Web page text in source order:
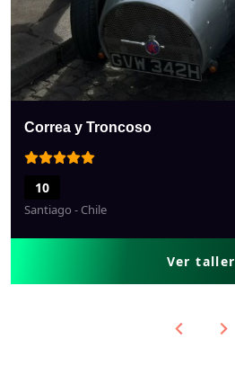
DALMATAS CAR SERVICE
10
Providencia - Chile
Ver taller